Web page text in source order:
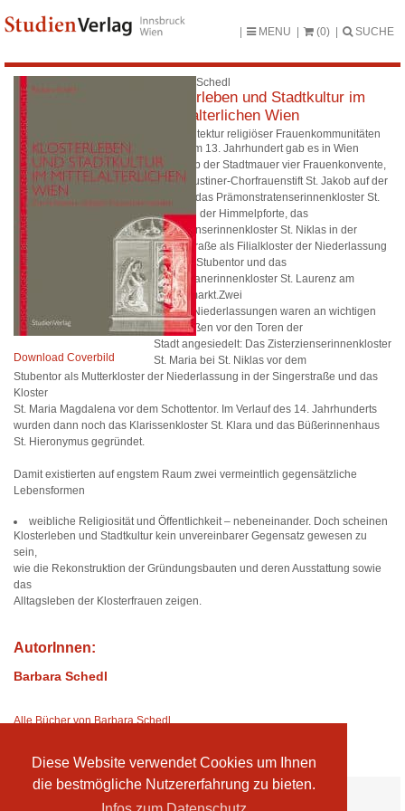
Diese Website verwendet Cookies um Ihnen
die bestmögliche Nutzererfahrung zu bieten.
MENU (0) SUCHE
Download Coverbild
Barbara Schedl
Klosterleben und Stadtkultur im
mittelalterlichen Wien
Zur Architektur religiöser Frauenkommunitäten
Bereits im 13. Jahrhundert gab es in Wien
innerhalb der Stadtmauer vier Frauenkonvente,
das Augustiner-Chorfrauenstift St. Jakob auf der
Hülben, das Prämonstratenserinnenkloster St.
Agnes in der Himmelpforte, das
Zisterzienserinnenkloster St. Niklas in der
Singerstraße als Filialkloster der Niederlassung
vor dem Stubentor und das
Dominikanerinnenkloster St. Laurenz am
Fleischmarkt.Zwei
weitere Niederlassungen waren an wichtigen
Fernstraßen vor den Toren der
Stadt angesiedelt: Das Zisterzienserinnenkloster
St. Maria bei St. Niklas vor dem
Stubentor als Mutterkloster der Niederlassung in der Singerstraße und das
Kloster
St. Maria Magdalena vor dem Schottentor. Im Verlauf des 14. Jahrhunderts
wurden dann noch das Klarissenkloster St. Klara und das Büßerinnenhaus
St. Hieronymus gegründet.
Damit existierten auf engstem Raum zwei vermeintlich gegensätzliche
Lebensformen
weibliche Religiosität und Öffentlichkeit – nebeneinander. Doch scheinen
Klosterleben und Stadtkultur kein unvereinbarer Gegensatz gewesen zu
sein,
wie die Rekonstruktion der Gründungsbauten und deren Ausstattung sowie
das
Alltagsleben der Klosterfrauen zeigen.
AutorInnen:
Barbara Schedl
Alle Bücher von Barbara Schedl